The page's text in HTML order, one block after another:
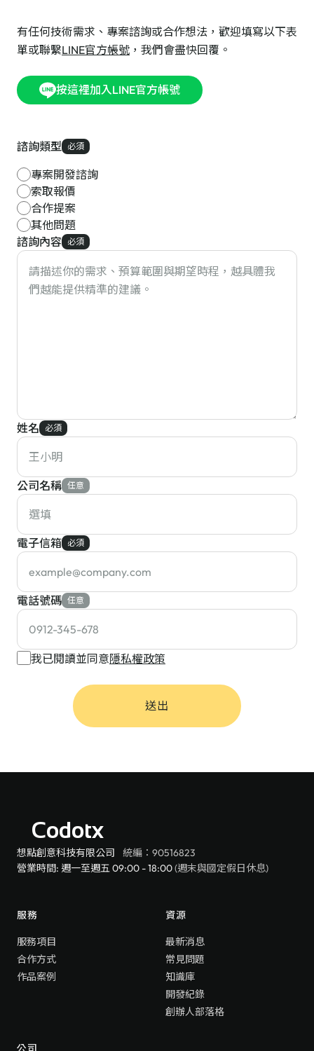
有任何技術需求、專案諮詢或合作想法，歡迎填寫以下表
單或聯繫LINE官方帳號 ，我們會盡快回覆。
按這裡加入LINE官方帳號
諮詢類型 必須
專案開發諮詢
索取報價
合作提案
其他問題
諮詢內容 必須
姓名 必須
公司名稱 任意
電子信箱 必須
電話號碼 任意
我已閱讀並同意隱私權政策
送出
Codotx
想點創意科技有限公司
統編：90516823
營業時間: 週一至週五 09:00 - 18:00(週末與國定假日休息)
服務
服務項目
合作方式
作品案例
資源
最新消息
常見問題
知識庫
開發紀錄
創辦人部落格
公司